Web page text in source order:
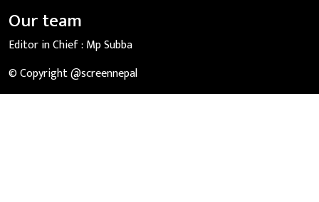
Our team
Editor in Chief : Mp Subba
© Copyright @screennepal